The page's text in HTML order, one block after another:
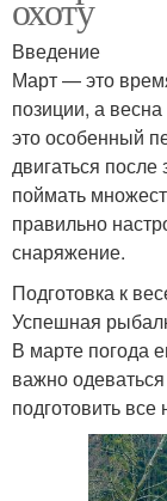
Введение
Март — это
позиции, а
это особенный
двигаться
поймать
правильно
снаряжение.
Подготовка к
Успешная
В марте погода
важно
подготовить